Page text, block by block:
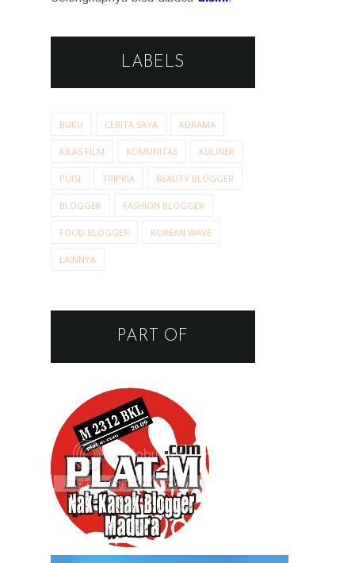
LABELS
BUKU CERITA SAYA KDRAMA
KILAS FILM KOMUNITAS KULINER
PUISI TRIPRIA BEAUTY BLOGGER
BLOGGER FASHION BLOGGER
FOOD BLOGGER KOREAN WAVE
LAINNYA
PART OF